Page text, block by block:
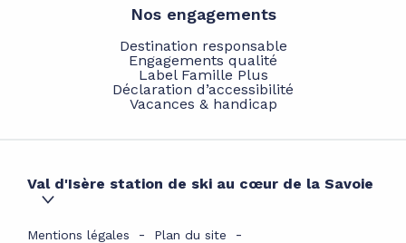
Nos engagements
Destination responsable
Engagements qualité
Label Famille Plus
Déclaration d’accessibilité
Vacances & handicap
Val d'Isère station de ski au cœur de la Savoie
Mentions légales Plan du site